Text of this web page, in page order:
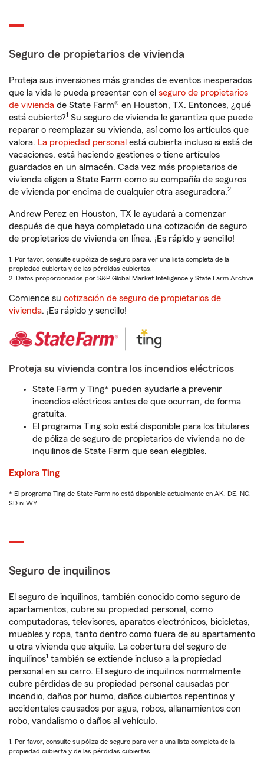
Seguro de propietarios de vivienda
Proteja sus inversiones más grandes de eventos inesperados
que la vida le pueda presentar con el seguro de propietarios
de vivienda de State Farm® en Houston, TX. Entonces, ¿qué
está cubierto?1 Su seguro de vivienda le garantiza que puede
reparar o reemplazar su vivienda, así como los artículos que
valora. La propiedad personal está cubierta incluso si está de
vacaciones, está haciendo gestiones o tiene artículos
guardados en un almacén. Cada vez más propietarios de
vivienda eligen a State Farm como su compañía de seguros
de vivienda por encima de cualquier otra aseguradora.2
Andrew Perez en Houston, TX le ayudará a comenzar
después de que haya completado una cotización de seguro
de propietarios de vivienda en línea. ¡Es rápido y sencillo!
1. Por favor, consulte su póliza de seguro para ver una lista completa de la
propiedad cubierta y de las pérdidas cubiertas.
2. Datos proporcionados por S&P Global Market Intelligence y State Farm Archive.
Comience su cotización de seguro de propietarios de
vivienda. ¡Es rápido y sencillo!
Proteja su vivienda contra los incendios eléctricos
State Farm y Ting* pueden ayudarle a prevenir
incendios eléctricos antes de que ocurran, de forma
gratuita.
El programa Ting solo está disponible para los titulares
de póliza de seguro de propietarios de vivienda no de
inquilinos de State Farm que sean elegibles.
Explora Ting
* El programa Ting de State Farm no está disponible actualmente en AK, DE, NC,
SD ni WY
Seguro de inquilinos
El seguro de inquilinos, también conocido como seguro de
apartamentos, cubre su propiedad personal, como
computadoras, televisores, aparatos electrónicos, bicicletas,
muebles y ropa, tanto dentro como fuera de su apartamento
u otra vivienda que alquile. La cobertura del seguro de
inquilinos1 también se extiende incluso a la propiedad
personal en su carro. El seguro de inquilinos normalmente
cubre pérdidas de su propiedad personal causadas por
incendio, daños por humo, daños cubiertos repentinos y
accidentales causados por agua, robos, allanamientos con
robo, vandalismo o daños al vehículo.
1. Por favor, consulte su póliza de seguro para ver a una lista completa de la
propiedad cubierta y de las pérdidas cubiertas.